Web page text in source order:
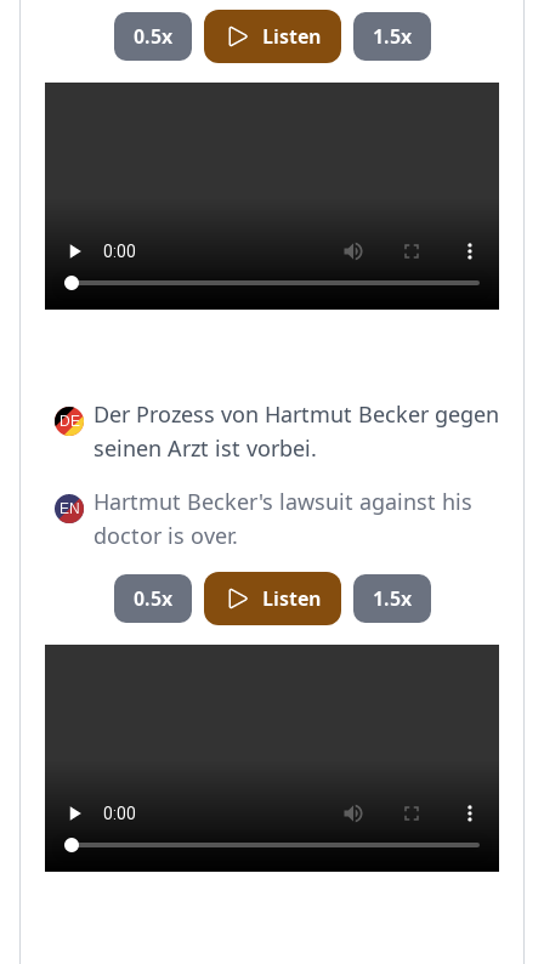
0.5x Listen 1.5x
Der Prozess von Hartmut Becker gegen
seinen Arzt ist vorbei.
Hartmut Becker's lawsuit against his
doctor is over.
0.5x Listen 1.5x